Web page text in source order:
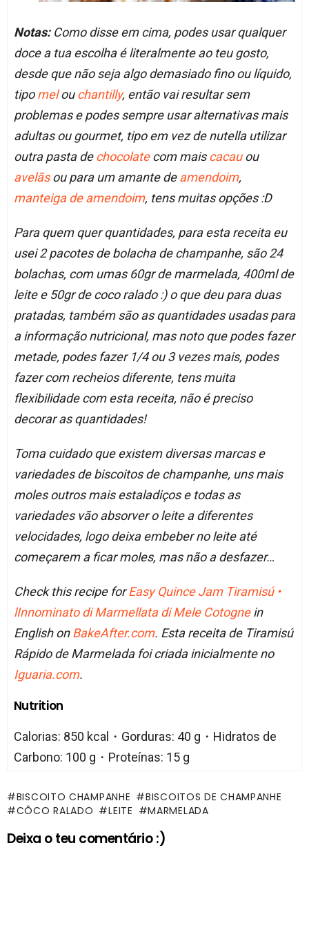
Notas:Como disse em cima, podes usar qualquer
doce a tua escolha é literalmente ao teu gosto,
desde que não seja algo demasiado fino ou líquido,
tipomelouchantilly, então vai resultar sem
problemas e podes sempre usar alternativas mais
adultas ou gourmet, tipo em vez de nutella utilizar
outra pasta dechocolatecom maiscacauou
avelãsou para um amante deamendoim,
manteiga de amendoim, tens muitas opções :D
Para quem quer quantidades, para esta receita eu
usei 2 pacotes de bolacha de champanhe, são 24
bolachas, com umas 60gr de marmelada, 400ml de
leite e 50gr de coco ralado :) o que deu para duas
pratadas, também são as quantidades usadas para
a informação nutricional, mas noto que podes fazer
metade, podes fazer 1/4 ou 3 vezes mais, podes
fazer com recheios diferente, tens muita
flexibilidade com esta receita, não é preciso
decorar as quantidades!
Toma cuidado que existem diversas marcas e
variedades de biscoitos de champanhe, uns mais
moles outros mais estaladiços e todas as
variedades vão absorver o leite a diferentes
velocidades, logo deixa embeber no leite até
começarem a ficar moles, mas não a desfazer…
Check this recipe forEasy Quince Jam Tiramisú •
lInnominato di Marmellata di Mele Cotognein
English onBakeAfter.com. Esta receita de Tiramisú
Rápido de Marmelada foi criada inicialmente no
Iguaria.com.
Nutrition
Calorias: 850 kcal・Gorduras: 40 g・Hidratos de
Carbono: 100 g・Proteínas: 15 g
BISCOITO CHAMPANHE
BISCOITOS DE CHAMPANHE
CÔCO RALADO
LEITE MARMELADA
Deixa o teu comentário :)